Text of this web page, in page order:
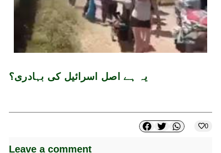
یہ ہے اصل اسرائیل کی بہادری؟
0
Leave a comment